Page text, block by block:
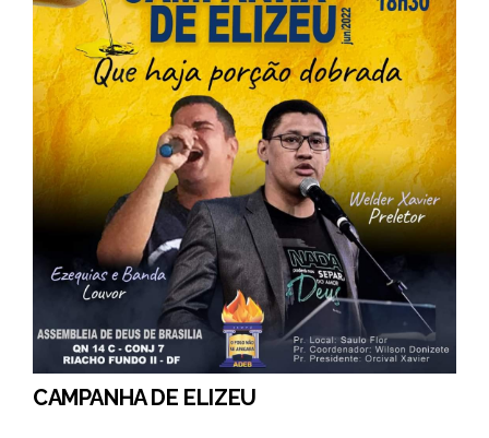
CAMPANHA DE ELIZEU